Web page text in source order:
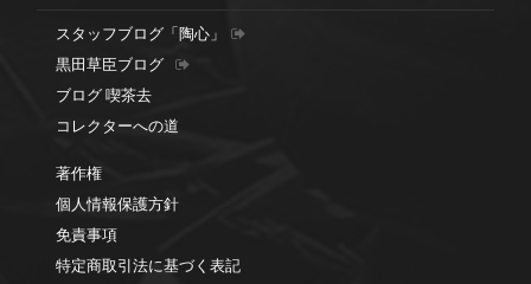
スタッフブログ「陶心」
黒田草臣ブログ
ブログ 喫茶去
コレクターへの道
著作権
個人情報保護方針
免責事項
特定商取引法に基づく表記